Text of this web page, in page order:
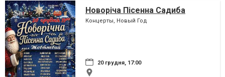
Новоріча Пісенна Садиба
Концерты, Новый Год
20 грудня, 17:00